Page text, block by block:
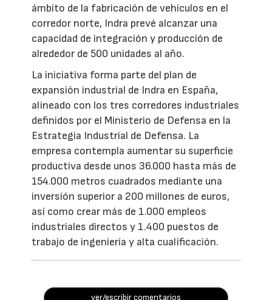
ámbito de la fabricación de vehículos en el
corredor norte, Indra prevé alcanzar una
capacidad de integración y producción de
alrededor de 500 unidades al año.
La iniciativa forma parte del plan de
expansión industrial de Indra en España,
alineado con los tres corredores industriales
definidos por el Ministerio de Defensa en la
Estrategia Industrial de Defensa. La
empresa contempla aumentar su superficie
productiva desde unos 36.000 hasta más de
154.000 metros cuadrados mediante una
inversión superior a 200 millones de euros,
así como crear más de 1.000 empleos
industriales directos y 1.400 puestos de
trabajo de ingeniería y alta cualificación.
ver/escribir comentarios